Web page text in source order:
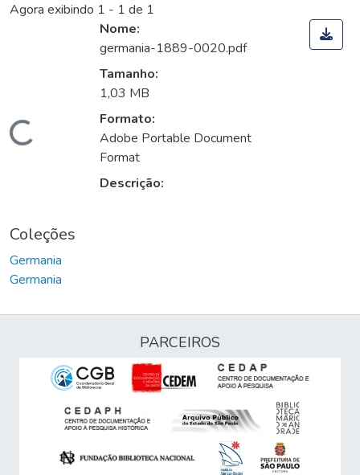
Agora exibindo 1 - 1 de 1
Carregando...
Nome:
germania-1889-0020.pdf
Tamanho:
1,03 MB
Formato:
Adobe Portable Document
Format
Descrição:
Coleções
Germania
Germania
PARCEIROS